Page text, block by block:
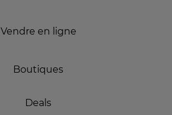
Vendre en ligne
Boutiques
Deals